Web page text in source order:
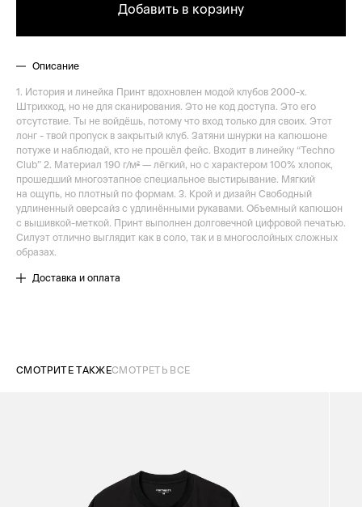
Добавить в корзину
Описание
1. История и линейка Принт вдохновлен модой клубов 2000-х.
Штрихкод, но не для сканирования. Это не код доступа. Это его
отсутствие. Ты не войдёшь, потому что вход только для своих. Этот
лонг - твой пропуск в закрытый клуб. Затяни шнурки на капюшоне
потуже и наблюдай, кто не прошёл фейс. Входит в линейку “Techno
Club” 2. Материал 190 г/м² — лёгкий, но с характером 100% хлопок,
прошедший многоэтапное специальное выстирывание. Мягкий
на ощупь, но плотный по формам. 3. Крой и дизайн Свободный
удлиненный оверсайз с удлинёнными рукавами. Объемный капюшон
с вышивкой-меткой. Принт выполнен долговечной цифровой печатью.
Силуэт отлично выглядит как в соло, так и в многослойных сложных
образах.
Доставка и оплата
СМОТРИТЕ ТАКЖЕСМОТРЕТЬ ВСЕ